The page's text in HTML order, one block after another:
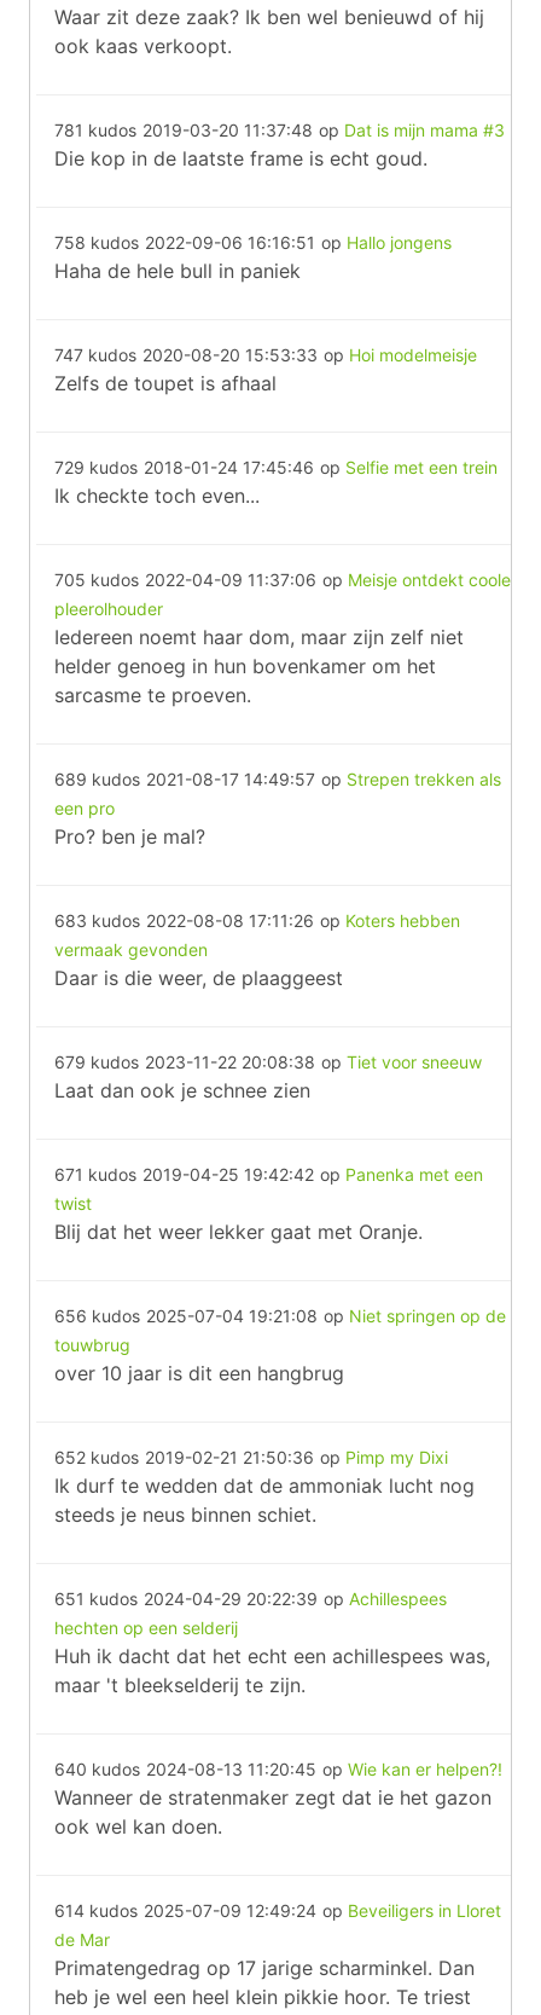
Waar zit deze zaak? Ik ben wel benieuwd of hij
ook kaas verkoopt.
781 kudos 2019-03-20 11:37:48 op Dat is mijn mama #3
Die kop in de laatste frame is echt goud.
758 kudos 2022-09-06 16:16:51 op Hallo jongens
Haha de hele bull in paniek
747 kudos 2020-08-20 15:53:33 op Hoi modelmeisje
Zelfs de toupet is afhaal
729 kudos 2018-01-24 17:45:46 op Selfie met een trein
Ik checkte toch even...
705 kudos 2022-04-09 11:37:06 op Meisje ontdekt coole
pleerolhouder
Iedereen noemt haar dom, maar zijn zelf niet
helder genoeg in hun bovenkamer om het
sarcasme te proeven.
689 kudos 2021-08-17 14:49:57 op Strepen trekken als
een pro
Pro? ben je mal?
683 kudos 2022-08-08 17:11:26 op Koters hebben
vermaak gevonden
Daar is die weer, de plaaggeest
679 kudos 2023-11-22 20:08:38 op Tiet voor sneeuw
Laat dan ook je schnee zien
671 kudos 2019-04-25 19:42:42 op Panenka met een
twist
Blij dat het weer lekker gaat met Oranje.
656 kudos 2025-07-04 19:21:08 op Niet springen op de
touwbrug
over 10 jaar is dit een hangbrug
652 kudos 2019-02-21 21:50:36 op Pimp my Dixi
Ik durf te wedden dat de ammoniak lucht nog
steeds je neus binnen schiet.
651 kudos 2024-04-29 20:22:39 op Achillespees
hechten op een selderij
Huh ik dacht dat het echt een achillespees was,
maar 't bleekselderij te zijn.
640 kudos 2024-08-13 11:20:45 op Wie kan er helpen?!
Wanneer de stratenmaker zegt dat ie het gazon
ook wel kan doen.
614 kudos 2025-07-09 12:49:24 op Beveiligers in Lloret
de Mar
Primatengedrag op 17 jarige scharminkel. Dan
heb je wel een heel klein pikkie hoor. Te triest